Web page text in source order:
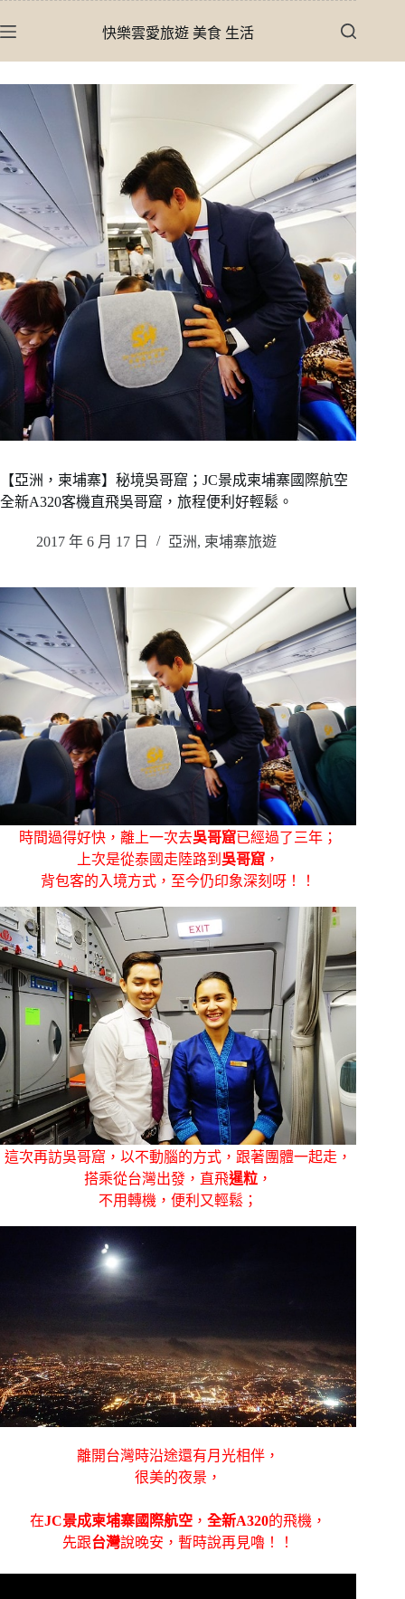
至
快樂雲愛旅遊 美食 生活
【亞洲，柬埔寨】秘境吳哥窟；JC景成柬埔寨國際航空
全新A320客機直飛吳哥窟，旅程便利好輕鬆。
2017 年 6 月 17 日 亞洲, 柬埔寨旅遊
時間過得好快，離上一次去吳哥窟已經過了三年；
上次是從泰國走陸路到 吳哥窟 ，
背包客的入境方式，至今仍印象深刻呀！！
這次再訪吳哥窟，以不動腦的方式，跟著團體一起走，
搭乘從台灣出發，直飛暹粒 ，
不用轉機，便利又輕鬆；
離開台灣時沿途還有月光相伴，
很美的夜景，
在JC景成柬埔寨國際航空 ，全新A320的飛機，
先跟台灣說晚安，暫時說再見嚕！！